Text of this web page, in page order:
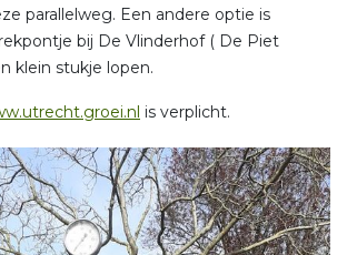
parallelweg. Een andere optie is
bij De Vlinderhof ( De Piet
klein stukje lopen.
is verplicht.